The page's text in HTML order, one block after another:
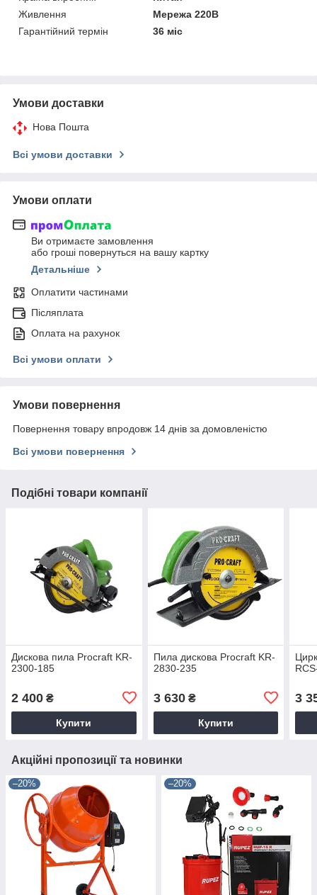
Живлення
Мережа 220В
Гарантійний термін
36 міс
Умови доставки
Нова Пошта
Всі умови доставки
Умови оплати
Ви отримаєте замовлення
або гроші повернуться на вашу картку
Детальніше
Оплатити частинами
Післяплата
Оплата на рахунок
Всі умови оплати
Умови повернення
Повернення товару впродовж 14 днів за домовленістю
Всі умови повернення
Подібні товари компанії
Дискова пила Procraft KR-
2300-185
2 400 ₴
Купити
Пила дискова Procraft KR-
2830-235
3 630₴
Купити
3
Акційні пропозиції та новинки
–20% –20%